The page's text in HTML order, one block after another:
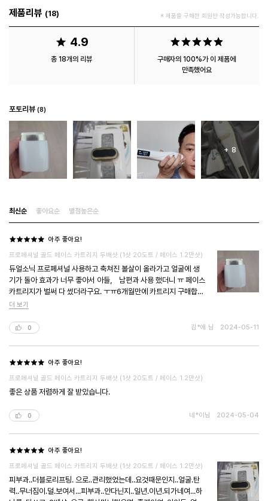
배송방법
제품리뷰 18 ※ 제품을 구매한 회원만 작성가능합니다.
4.9
총 18개의 리뷰
구매자의 100%가 이 제품에
만족했어요
포토리뷰 8
+ 8